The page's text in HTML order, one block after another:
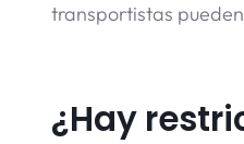
transportistas
¿Hay